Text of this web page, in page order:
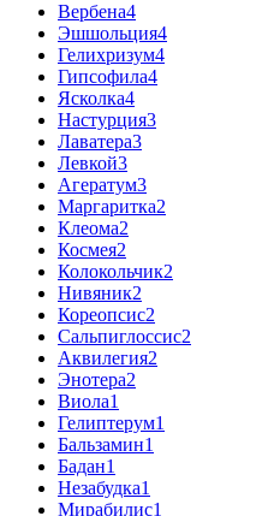
Вербена4
Эшшольция4
Гелихризум4
Гипсофила4
Ясколка4
Настурция3
Лаватера3
Левкой3
Агератум3
Маргаритка2
Клеома2
Космея2
Колокольчик2
Нивяник2
Кореопсис2
Сальпиглоссис2
Аквилегия2
Энотера2
Виола1
Гелиптерум1
Бальзамин1
Бадан1
Незабудка1
Мирабилис1